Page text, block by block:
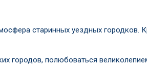
старинных уездных городков.
городов, полюбоваться